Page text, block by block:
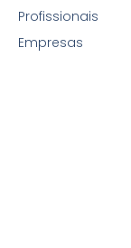
Profissionais
Empresas